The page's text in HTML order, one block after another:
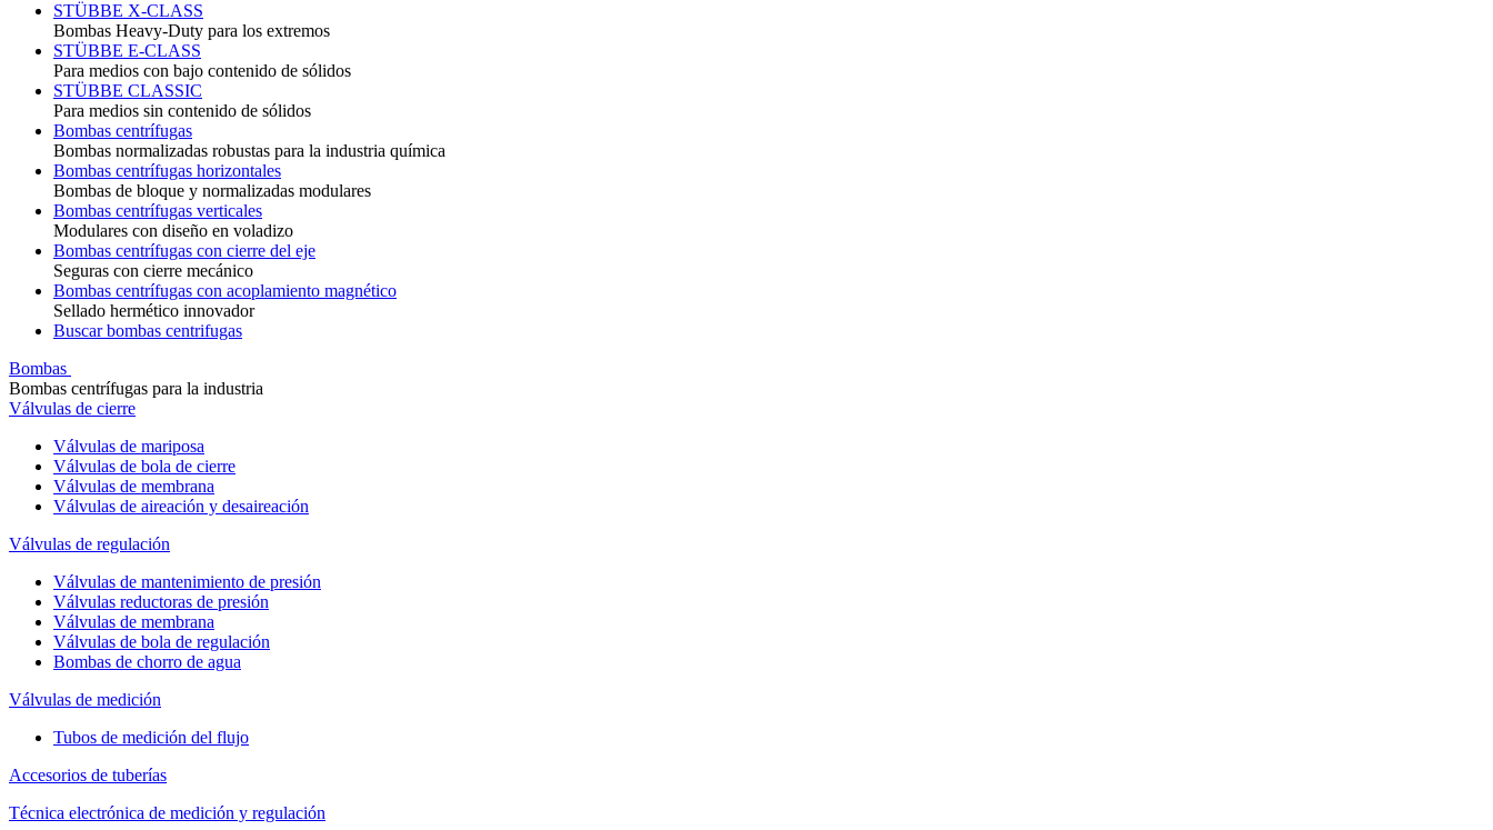
STÜBBE X-CLASS
Bombas Heavy-Duty para los extremos
STÜBBE E-CLASS
Para medios con bajo contenido de sólidos
STÜBBE CLASSIC
Para medios sin contenido de sólidos
Bombas centrífugas
Bombas normalizadas robustas para la industria química
Bombas centrífugas horizontales
Bombas de bloque y normalizadas modulares
Bombas centrífugas verticales
Modulares con diseño en voladizo
Bombas centrífugas con cierre del eje
Seguras con cierre mecánico
Bombas centrífugas con acoplamiento magnético
Sellado hermético innovador
Buscar bombas centrifugas
Bombas
Bombas centrífugas para la industria
Válvulas de cierre
Válvulas de mariposa
Válvulas de bola de cierre
Válvulas de membrana
Válvulas de aireación y desaireación
Válvulas de regulación
Válvulas de mantenimiento de presión
Válvulas reductoras de presión
Válvulas de membrana
Válvulas de bola de regulación
Bombas de chorro de agua
Válvulas de medición
Tubos de medición del flujo
Accesorios de tuberías
Técnica electrónica de medición y regulación